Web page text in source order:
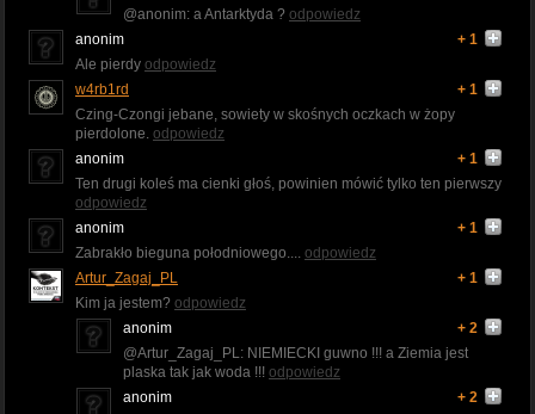
@anonim: a Antarktyda ? odpowiedz
anonim
+ 1
Ale pierdy odpowiedz
w4rb1rd
+ 1
Czing-Czongi jebane, sowiety w skośnych oczkach w żopy
pierdolone. odpowiedz
anonim
+ 1
Ten drugi koleś ma cienki głoś, powinien mówić tylko ten pierwszy
odpowiedz
anonim
+ 1
Zabrakło bieguna połodniowego.... odpowiedz
Artur_Zagaj_PL
+ 1
Kim ja jestem? odpowiedz
anonim
+ 2
@Artur_Zagaj_PL: NIEMIECKI guwno !!! a Ziemia jest
plaska tak jak woda !!! odpowiedz
anonim
+ 2